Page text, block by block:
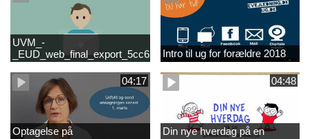
UVM_-
Intro til ug for forældre 2018
04:17
Optagelse på
04:48
Din nye hverdag på en